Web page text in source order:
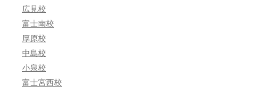
広見校
富士南校
厚原校
中島校
小泉校
富士宮西校